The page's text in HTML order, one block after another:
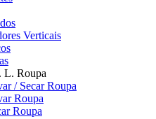
Verticais
L. Roupa
/ Secar Roupa
Roupa
Roupa